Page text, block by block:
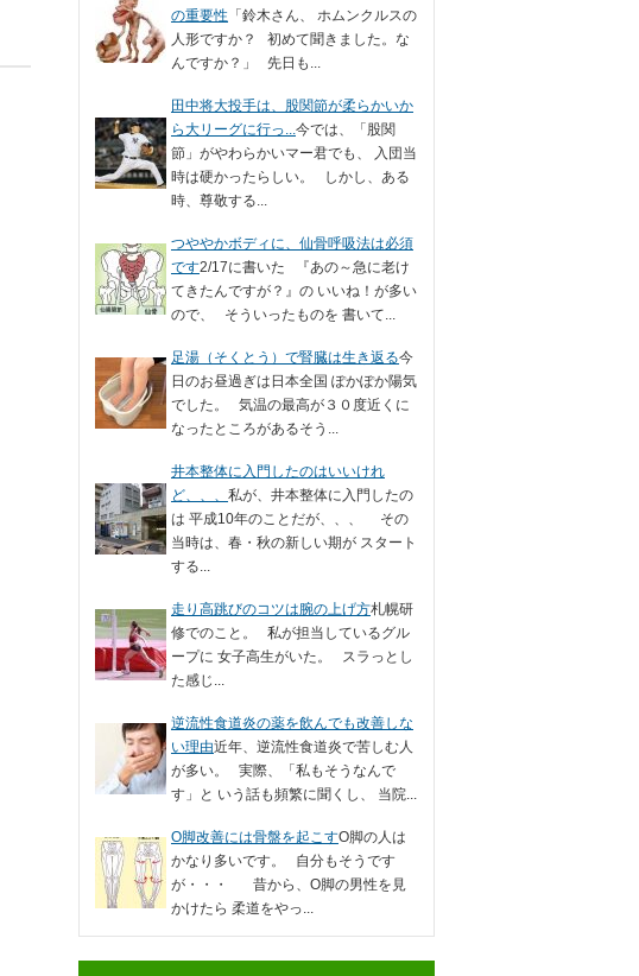
の重要性 「鈴木さん、 ホムンクルスの
人形ですか？ 初めて聞きました。な
んですか？」 先日も...
田中将大投手は、股関節が柔らかいか
ら大リーグに行っ...今では、「股関
節」がやわらかいマー君でも、 入団当
時は硬かったらしい。 しかし、ある
時、尊敬する...
つややかボディに、仙骨呼吸法は必須
です2/17に書いた 『あの～急に老け
てきたんですが？』の いいね！が多い
ので、 そういったものを 書いて...
足湯（そくとう）で腎臓は生き返る今
日のお昼過ぎは日本全国 ぽかぽか陽気
でした。 気温の最高が３０度近くに
なったところがあるそう...
井本整体に入門したのはいいけれ
ど、、、 私が、井本整体に入門したの
は 平成10年のことだが、、、 その
当時は、春・秋の新しい期が スタート
する...
走り高跳びのコツは腕の上げ方札幌研
修でのこと。 私が担当しているグル
ープに 女子高生がいた。 スラっとし
た感じ...
逆流性食道炎の薬を飲んでも改善しな
い理由近年、逆流性食道炎で苦しむ人
が多い。 実際、「私もそうなんで
す」と いう話も頻繁に聞くし、 当院...
O脚改善には骨盤を起こすO脚の人は
かなり多いです。 自分もそうです
が・・・ 昔から、O脚の男性を見
かけたら 柔道をやっ...